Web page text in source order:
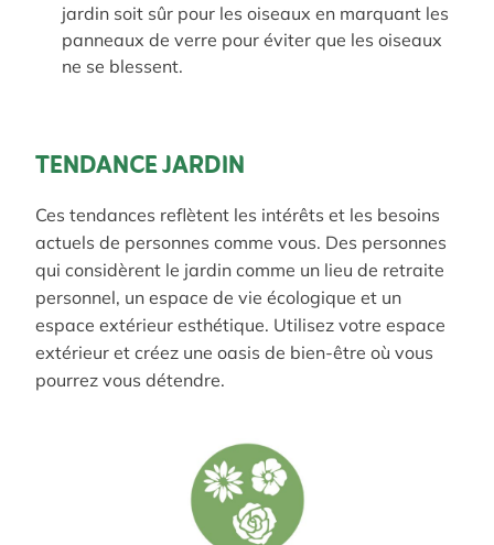
jardin soit sûr pour les oiseaux en marquant les
panneaux de verre pour éviter que les oiseaux
ne se blessent.
TENDANCE JARDIN
Ces tendances reflètent les intérêts et les besoins
actuels de personnes comme vous. Des personnes
qui considèrent le jardin comme un lieu de retraite
personnel, un espace de vie écologique et un
espace extérieur esthétique. Utilisez votre espace
extérieur et créez une oasis de bien-être où vous
pourrez vous détendre.